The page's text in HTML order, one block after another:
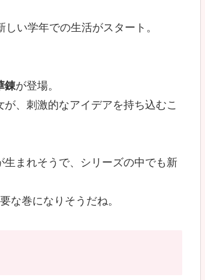
しい学年での生活がスタート。
錬が登場。
、刺激的なアイデアを持ち込むこ
まれそうで、シリーズの中でも新
な巻になりそうだね。